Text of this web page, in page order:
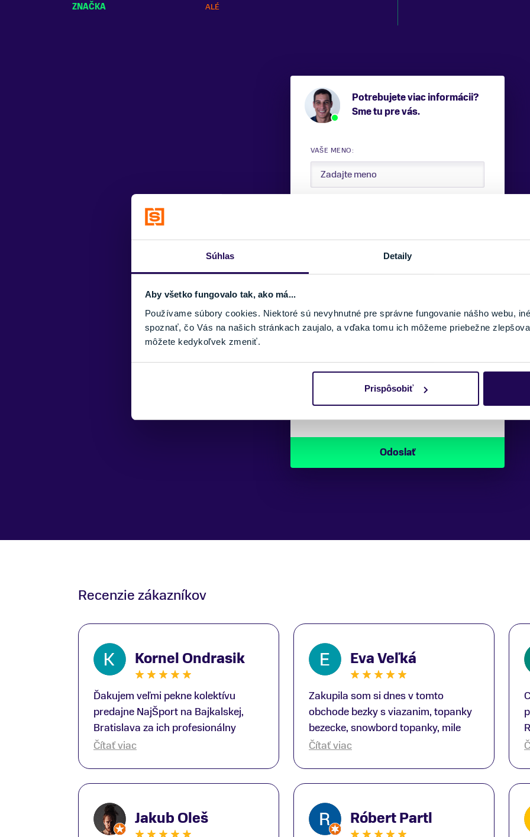
Súhlas Detaily
Aby všetko fungovalo tak, ako má...
Používame súbory cookies. Niektoré sú nevyhnutné pre správne fungovanie nášho webu,
spoznať, čo Vás na našich stránkach zaujalo, a vďaka tomu ich môžeme priebežne
môžete kedykoľvek zmeniť.
Prispôsobiť
ZNAČKA
ALÉ
Potrebujete viac informácii?
Sme tu pre vás.
VAŠE MENO:
SPRÁVA:
Recenzie zákazníkov
Kornel Ondrasik
Ďakujem veľmi pekne kolektívu
predajne NajŠport na Bajkalskej,
Bratislava za ich profesionálny
prístup k zákazníkom; Zvlášť
ako aj prilby.. všetko značka Atomic;
Pán Martin Guniš mi svojou
Čítať viac
Eva Veľká
Zakupila som si dnes v tomto
obchode bezky s viazanim, topanky
bezecke, snowbord topanky, mile
prekvapenie ako Peter, ktory nas
Čítať viac
Jakub Oleš Róbert Partl